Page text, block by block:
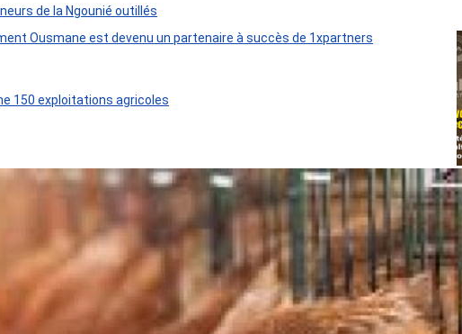
de la Ngounié outillés
Ousmane est devenu un partenaire à succès de 1xpartners
150 exploitations agricoles